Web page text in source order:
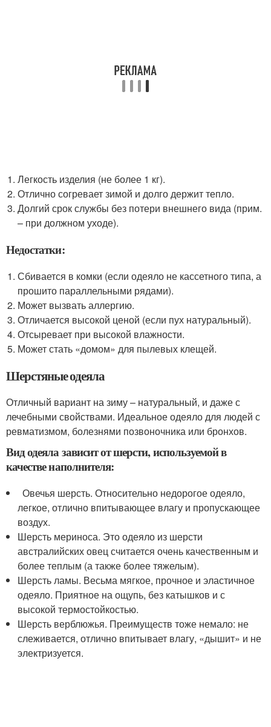
Легкость изделия (не более 1 кг).
Отлично согревает зимой и долго держит тепло.
Долгий срок службы без потери внешнего вида (прим.
– при должном уходе).
Недостатки:
Сбивается в комки (если одеяло не кассетного типа, а
прошито параллельными рядами).
Может вызвать аллергию.
Отличается высокой ценой (если пух натуральный).
Отсыревает при высокой влажности.
Может стать «домом» для пылевых клещей.
Шерстяные одеяла
Отличный вариант на зиму – натуральный, и даже с
лечебными свойствами. Идеальное одеяло для людей с
ревматизмом, болезнями позвоночника или бронхов.
Вид одеяла зависит от шерсти, используемой в
качестве наполнителя:
Овечья шерсть. Относительно недорогое одеяло,
легкое, отлично впитывающее влагу и пропускающее
воздух.
Шерсть мериноса. Это одеяло из шерсти
австралийских овец считается очень качественным и
более теплым (а также более тяжелым).
Шерсть ламы. Весьма мягкое, прочное и эластичное
одеяло. Приятное на ощупь, без катышков и с
высокой термостойкостью.
Шерсть верблюжья. Преимуществ тоже немало: не
слеживается, отлично впитывает влагу, «дышит» и не
электризуется.